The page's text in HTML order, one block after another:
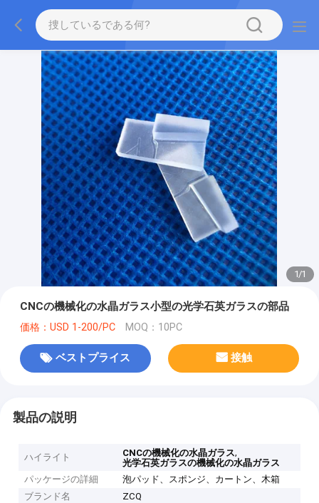
1/1
CNCの機械化の水晶ガラス小型の光学石英ガラスの部品
価格：USD 1-200/PC MOQ：10PC
ベストプライス 接触
製品の説明
ハイライト CNCの機械化の水晶ガラス,
光学石英ガラスの機械化の水晶ガラス
パッケージの詳細
泡パッド、スポンジ、カートン、木箱
ブランド名
ZCQ